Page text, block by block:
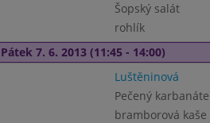
Šopský salát
rohlík
Pátek 7. 6. 2013 (11:45 - 14:00)
Luštěninová
Pečený
bramborová kaše